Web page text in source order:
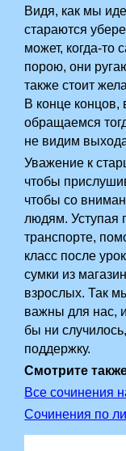
Видя, как мы
стараются
может, когда-то
порою, они
также стоит
В конце
обращаемся
не видим
Уважение к
чтобы
чтобы со
людям. Уступая
транспорте,
класс после
сумки из
взрослых. Так
важны для нас,
бы ни
поддержку.
Смотрите
Все сочинения
Сочинения по